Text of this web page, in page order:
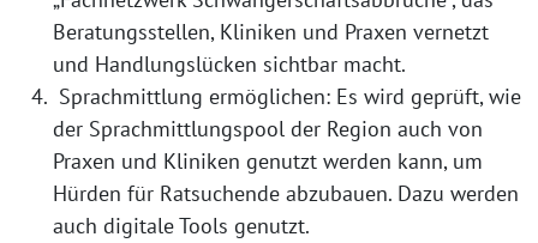
Beratungsstellen, Kliniken und Praxen vernetzt
und Handlungslücken sichtbar macht.
Sprachmittlung ermöglichen: Es wird geprüft, wie
der Sprachmittlungspool der Region auch von
Praxen und Kliniken genutzt werden kann, um
Hürden für Ratsuchende abzubauen. Dazu werden
auch digitale Tools genutzt.